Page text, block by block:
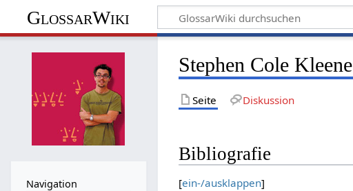
GlossarWiki
Stephen Cole Kleene
Seite Diskussion
Bibliografie
[ein-/ausklappen]
Navigation